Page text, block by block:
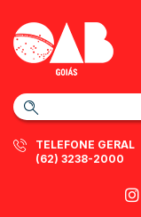
TELEFONE GERAL
(62) 3238-2000